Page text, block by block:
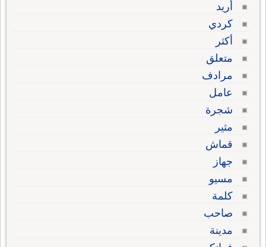
أريد
كردي
أكثر
متعلق
مرادف
عامل
شجرة
مثير
قماش
جهاز
مسيو
كلمة
صاحب
مدينة